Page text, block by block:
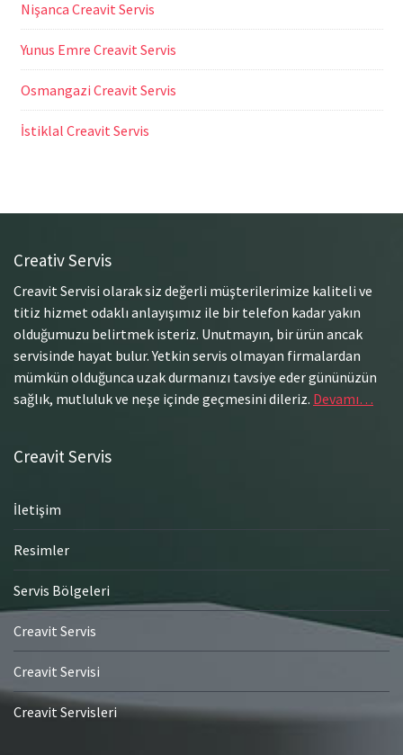
Nişanca Creavit Servis
Yunus Emre Creavit Servis
Osmangazi Creavit Servis
İstiklal Creavit Servis
Creativ Servis
Creavit Servisi olarak siz değerli müşterilerimize kaliteli ve
titiz hizmet odaklı anlayışımız ile bir telefon kadar yakın
olduğumuzu belirtmek isteriz. Unutmayın, bir ürün ancak
servisinde hayat bulur. Yetkin servis olmayan firmalardan
mümkün olduğunca uzak durmanızı tavsiye eder gününüzün
sağlık, mutluluk ve neşe içinde geçmesini dileriz. Devamı…
Creavit Servis
İletişim
Resimler
Servis Bölgeleri
Creavit Servis
Creavit Servisi
Creavit Servisleri